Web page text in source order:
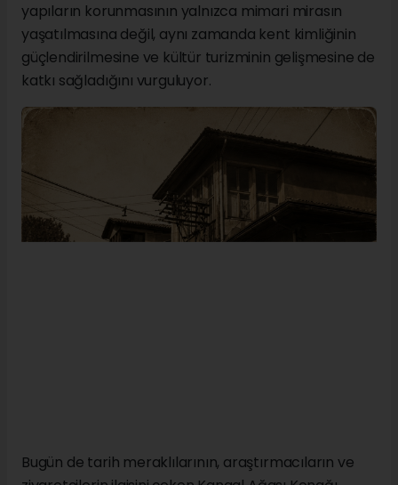
yapıların korunmasının yalnızca mimari mirasın
yaşatılmasına değil, aynı zamanda kent kimliğinin
güçlendirilmesine ve kültür turizminin gelişmesine de
katkı sağladığını vurguluyor.
Bugün de tarih meraklılarının, araştırmacıların ve